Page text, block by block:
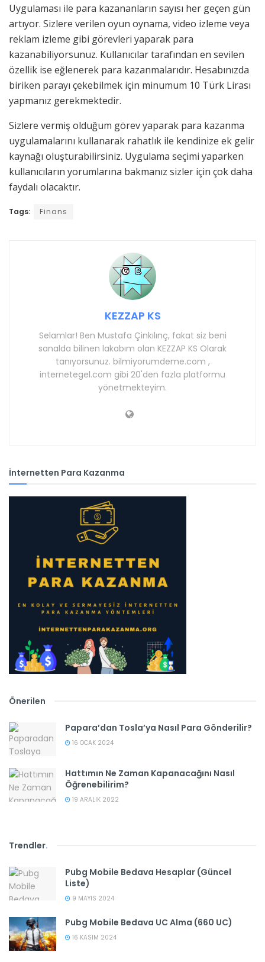
Uygulaması ile para kazananların sayısı her geçen gün
artıyor. Sizlere verilen oyun oynama, video izleme veya
reklam izleme gibi görevleri yaparak para
kazanabiliyorsunuz. Kullanıcılar tarafından en sevilen
özellik ise eğlenerek para kazanmalarıdır. Hesabınızda
biriken parayı çekebilmek için minumum 10 Türk Lirası
yapmanız gerekmektedir.
Sizlere vermiş olduğum görev yaparak para kazanma
uygulamalarını kullanarak rahatlık ile kendinize ek gelir
kaynağı oluşturabilirsiniz. Uygulama seçimi yaparken
kullanıcıların yorumlarına bakmanız sizler için çok daha
faydalı olacaktır.
Tags: Finans
KEZZAP KS
Selamlar! Ben Mustafa Çinkılınç, fakat siz beni
sanalda bilinen lakabım olan KEZZAP KS Olarak
tanıyorsunuz. bilmiyorumdeme.com ,
internetegel.com gibi 20'den fazla platformu
yönetmekteyim.
İnternetten Para Kazanma
Önerilen
Papara’dan Tosla’ya Nasıl Para Gönderilir?
16 OCAK 2024
Hattımın Ne Zaman Kapanacağını Nasıl
Öğrenebilirim?
19 ARALIK 2022
Trendler.
Pubg Mobile Bedava Hesaplar (Güncel
Liste)
9 MAYIS 2024
Pubg Mobile Bedava UC Alma (660 UC)
16 KASIM 2024